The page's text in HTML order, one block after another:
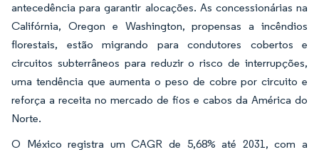
antecedência para garantir alocações. As concessionárias na
Califórnia, Oregon e Washington, propensas a incêndios
florestais, estão migrando para condutores cobertos e
circuitos subterrâneos para reduzir o risco de interrupções,
uma tendência que aumenta o peso de cobre por circuito e
reforça a receita no mercado de fios e cabos da América do
Norte.
O México registra um CAGR de 5,68% até 2031, com a